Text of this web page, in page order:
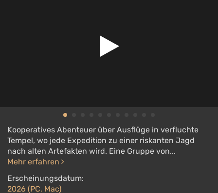
Kooperatives Abenteuer über Ausflüge in verfluchte
Tempel, wo jede Expedition zu einer riskanten Jagd
nach alten Artefakten wird. Eine Gruppe von...
Mehr erfahren
Erscheinungsdatum:
2026 (PC, Mac)